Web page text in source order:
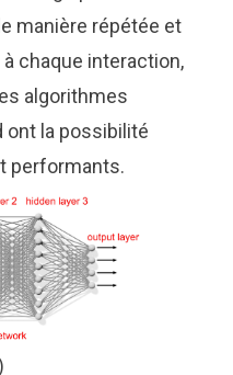
manière répétée et
chaque interaction,
algorithmes
ont la possibilité
performants.